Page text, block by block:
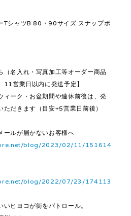
TシャツB 80・90サイズ スナップボ
（名入れ・写真加工等オーダー商品
営業日以内に発送予定】
ーク・お盆期間や連休前後は、発
だきます（目安+5営業日前後）
ールが届かないお客様へ
blog/2023/02/11/151614
blog/2022/07/23/174113
ヒヨコが街をパトロール。